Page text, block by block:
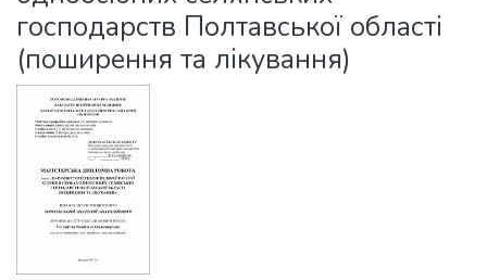
господарств Полтавської області
(поширення та лікування)